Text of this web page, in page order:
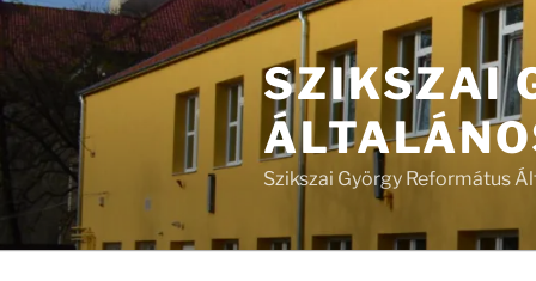
Tartalomhoz
SZIKSZAI
Szikszai György Református